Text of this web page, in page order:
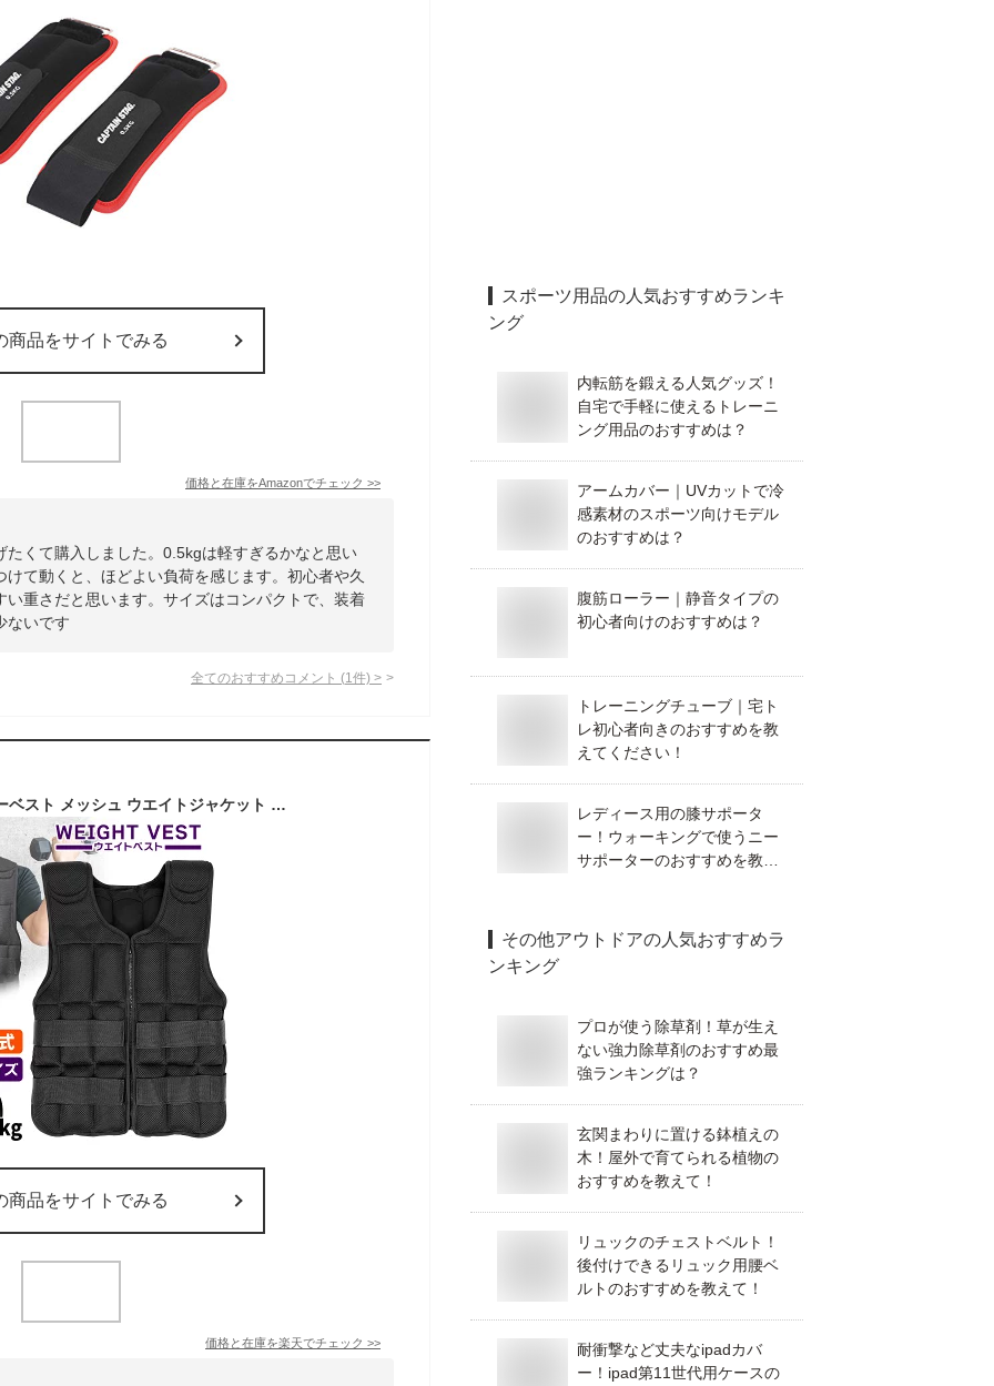
商品をサイトでみる
価格と在庫をAmazonでチェック >>
くて購入しました。0.5kgは軽すぎるかなと思い
て動くと、ほどよい負荷を感じます。初心者や久
重さだと思います。サイズはコンパクトで、装着
ないです
全てのおすすめコメント (1 件) >
ウエイトベスト パワーベスト メッシュ ウエイトジャケット 重量調節可 ウェイト パワー 筋トレ 体幹 重り 加重 ベスト トレーニング ジム 腹筋 負荷運動 スポーツ ウォーキング ランニング 選べるサイズ
商品をサイトでみる
価格と在庫を楽天でチェック >>
スポーツ用品の人気おすすめランキ
ング
内転筋を鍛える人気グッズ！
自宅で手軽に使えるトレーニ
ング用品のおすすめは？
アームカバー｜UVカットで冷
感素材のスポーツ向けモデル
のおすすめは？
腹筋ローラー｜静音タイプの
初心者向けのおすすめは？
トレーニングチューブ｜宅ト
レ初心者向きのおすすめを教
えてください！
レディース用の膝サポータ
ー！ウォーキングで使うニー
サポーターのおすすめを教え
その他アウトドアの人気おすすめラ
ンキング
プロが使う除草剤！草が生え
ない強力除草剤のおすすめ最
強ランキングは？
玄関まわりに置ける鉢植えの
木！屋外で育てられる植物の
おすすめを教えて！
リュックのチェストベルト！
後付けできるリュック用腰ベ
ルトのおすすめを教えて！
耐衝撃など丈夫なipadカバ
ー！ipad第11世代用ケースの